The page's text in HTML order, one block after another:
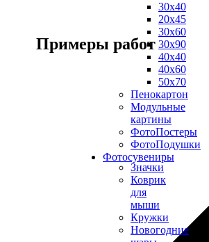
30х40
20х45
30х60
30х90
40х40
40х60
50х70
Пенокартон
Модульные
картины
ФотоПостеры
ФотоПодушки
Фотоcувениры
Значки
Коврик
для
мыши
Кружки
Новогодние
Примеры работ